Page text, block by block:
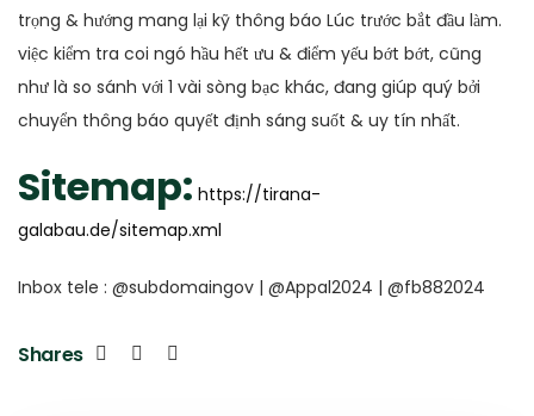
trọng & hướng mang lại kỹ thông báo Lúc trước bắt đầu làm.
việc kiểm tra coi ngó hầu hết ưu & điểm yếu bớt bớt, cũng
như là so sánh với 1 vài sòng bạc khác, đang giúp quý bởi
chuyển thông báo quyết định sáng suốt & uy tín nhất.
Sitemap: https://tirana-
galabau.de/sitemap.xml
Inbox tele : @subdomaingov | @Appal2024 | @fb882024
Shares